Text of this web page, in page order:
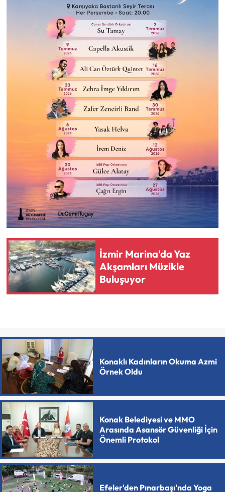
İzmir Marina'da Yaz
Akşamları Müzikle
Buluşuyor
Konaklı Kadınların Okuma Azmi
Örnek Oldu
Konak Belediyesi ve MMO
Arasında Asansör Güvenliği İçin
Önemli Protokol
Efeler'den Pınarbaşı'nda Yoga